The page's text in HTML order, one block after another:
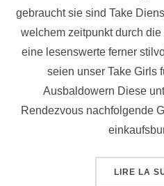
gebraucht sie sind Take
welchem zeitpunkt durch
eine lesenswerte ferner
seien unser Take Girls
Ausbaldowern Diese
Rendezvous nachfolgende
LIRE LA